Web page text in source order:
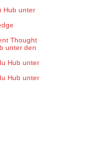
Hub unter
Thought
unter den
Hub unter
Hub unter